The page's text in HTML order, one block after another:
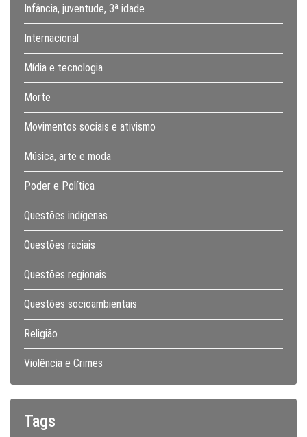
Infância, juventude, 3ª idade
Internacional
Mídia e tecnologia
Morte
Movimentos sociais e ativismo
Música, arte e moda
Poder e Política
Questões indígenas
Questões raciais
Questões regionais
Questões socioambientais
Religião
Violência e Crimes
Tags